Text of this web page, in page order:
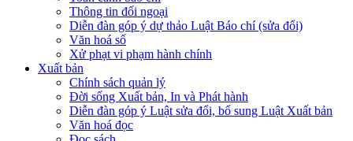
Thông tin đối ngoại
Diễn đàn góp ý dự thảo Luật Báo chí (sửa đổi)
Văn hoá số
Xử phạt vi phạm hành chính
Xuất bản
Chính sách quản lý
Đời sống Xuất bản, In và Phát hành
Diễn đàn góp ý Luật sửa đổi, bổ sung Luật Xuất bản
Văn hoá đọc